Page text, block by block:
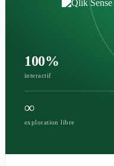
100%
interactif
∞
exploration libre